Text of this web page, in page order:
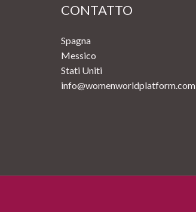
CONTATTO
Spagna
Messico
Stati Uniti
info@womenworldplatform.com